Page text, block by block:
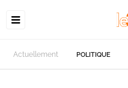
Actuellement POLITIQUE